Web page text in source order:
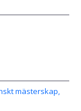
mästerskap,